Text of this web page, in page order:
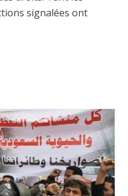
signalées ont